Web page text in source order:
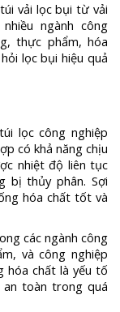
vải lọc bụi từ vải
ngành công
thực phẩm, hóa
lọc bụi hiệu quả
lọc công nghiệp
có khả năng chịu
nhiệt độ liên tục
bị thủy phân. Sợi
hóa chất tốt và
các ngành công
và công nghiệp
hóa chất là yếu tố
toàn trong quá